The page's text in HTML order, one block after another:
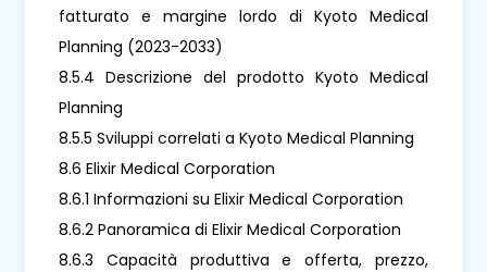
fatturato e margine lordo di Kyoto Medical
Planning (2023-2033)
8.5.4 Descrizione del prodotto Kyoto Medical
Planning
8.5.5 Sviluppi correlati a Kyoto Medical Planning
8.6 Elixir Medical Corporation
8.6.1 Informazioni su Elixir Medical Corporation
8.6.2 Panoramica di Elixir Medical Corporation
8.6.3 Capacità produttiva e offerta, prezzo,